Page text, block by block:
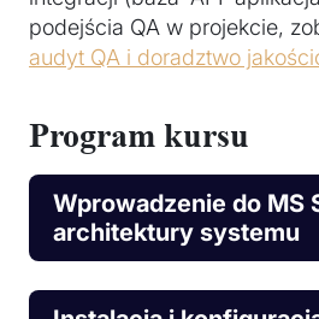
podejścia QA w projekcie,
audyt QA i doradztwo
Program kursu
Wprowadzenie do MS
architektury systemu